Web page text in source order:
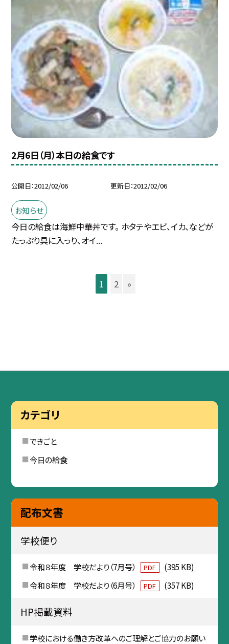
2月6日（月）本日の給食です
公開日 2012/02/06 更新日 2012/02/06
お知らせ
今日の給食は海鮮中華丼です。 ホタテやエビ、イカ、などが
たっぷり具に入っり、オイ...
1 2 »
カテゴリ
できごと
今日の給食
配布文書
学校便り
令和８年度 学校だより（7月号） PDF
(395 KB)
令和８年度 学校だより（6月号）
PDF (357 KB)
HP掲載資料
学校における働き方改革へのご理解とご協力のお願い